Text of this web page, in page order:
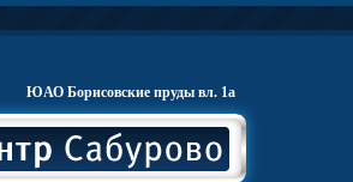
ЮАО Борисовские пруды вл. 1а